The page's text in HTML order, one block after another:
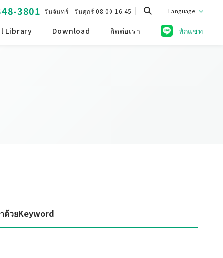
Library Download ติดต่อเรา ทักแชท
3801 วันจันทร์ - วันศุกร์ 08.00-16.45 Language
ด้วยKeyword